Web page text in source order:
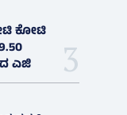
ಕೋಟಿ
ಎಜಿ